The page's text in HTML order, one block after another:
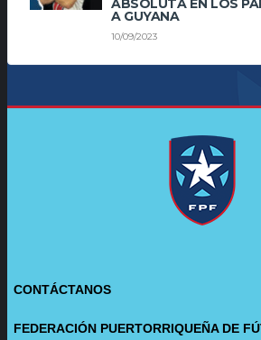
ABSOLUTA EN LOS
A GUYANA
10/09/2023
CONTÁCTANOS
FEDERACIÓN PUERTORRIQUEÑA DE